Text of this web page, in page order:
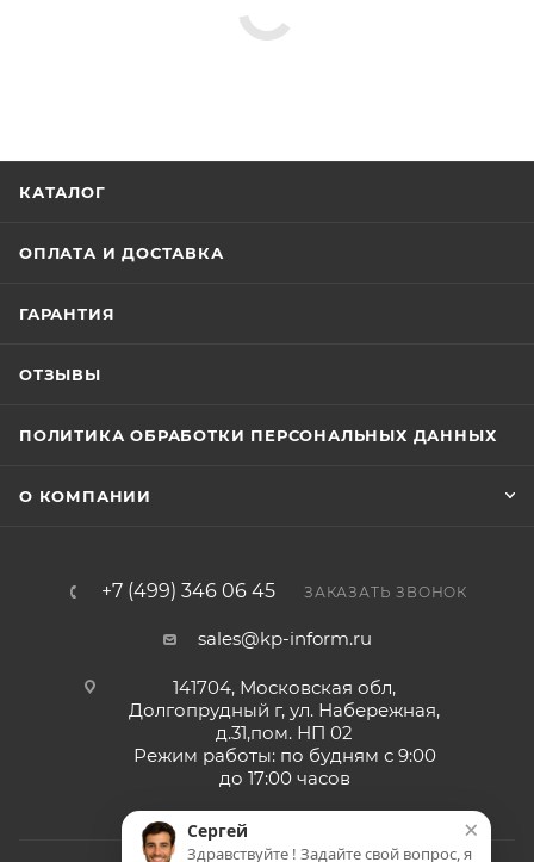
КАТАЛОГ
ОПЛАТА И ДОСТАВКА
ГАРАНТИЯ
ОТЗЫВЫ
ПОЛИТИКА ОБРАБОТКИ ПЕРСОНАЛЬНЫХ ДАННЫХ
О КОМПАНИИ
+7 (499) 346 06 45 ЗАКАЗАТЬ ЗВОНОК
sales@kp-inform.ru
141704, Московская обл,
Долгопрудный г, ул. Набережная,
д.31,пом. НП 02
Режим работы: по будням с 9:00
до 17:00 часов
×
Сергей
Здравствуйте ! Задайте свой вопрос, я